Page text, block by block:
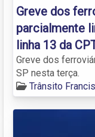
Greve dos
parcialmente
linha 13 da
Greve dos
SP nesta terça.
Trânsito